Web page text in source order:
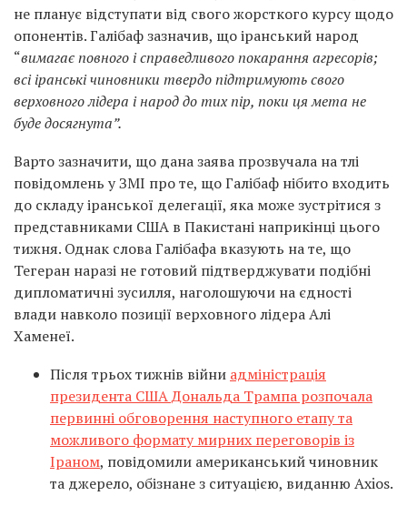
не планує відступати від свого жорсткого курсу щодо
опонентів. Галібаф зазначив, що іранський народ
“вимагає повного і справедливого покарання агресорів;
всі іранські чиновники твердо підтримують свого
верховного лідера і народ до тих пір, поки ця мета не
буде досягнута”.
Варто зазначити, що дана заява прозвучала на тлі
повідомлень у ЗМІ про те, що Галібаф нібито входить
до складу іранської делегації, яка може зустрітися з
представниками США в Пакистані наприкінці цього
тижня. Однак слова Галібафа вказують на те, що
Тегеран наразі не готовий підтверджувати подібні
дипломатичні зусилля, наголошуючи на єдності
влади навколо позиції верховного лідера Алі
Хаменеї.
Після трьох тижнів війни адміністрація
президента США Дональда Трампа розпочала
первинні обговорення наступного етапу та
можливого формату мирних переговорів із
Іраном, повідомили американський чиновник
та джерело, обізнане з ситуацією, виданню Axios.